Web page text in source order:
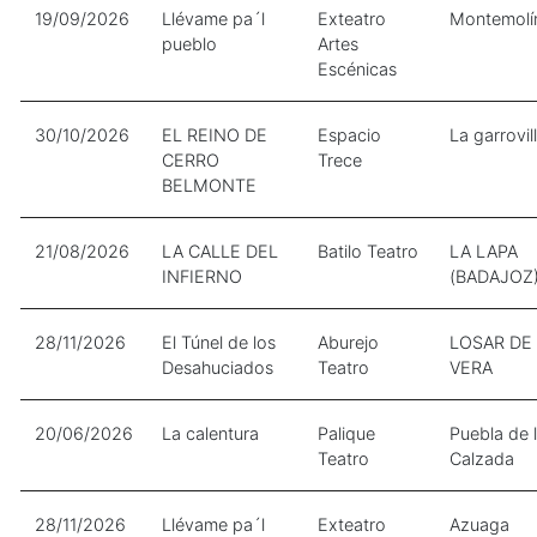
19/09/2026
Llévame pa´l
pueblo
Exteatro
Artes
Escénicas
30/10/2026
EL REINO DE
CERRO
BELMONTE
Espacio
Trece
La
21/08/2026
LA CALLE DEL
INFIERNO
Batilo Teatro
LA LAPA
28/11/2026
El Túnel de los
Desahuciados
Aburejo
Teatro
LOSAR
VERA
20/06/2026 La calentura
Palique
Teatro
Puebla de
Calzada
28/11/2026
Llévame pa´l
Exteatro
Azuaga